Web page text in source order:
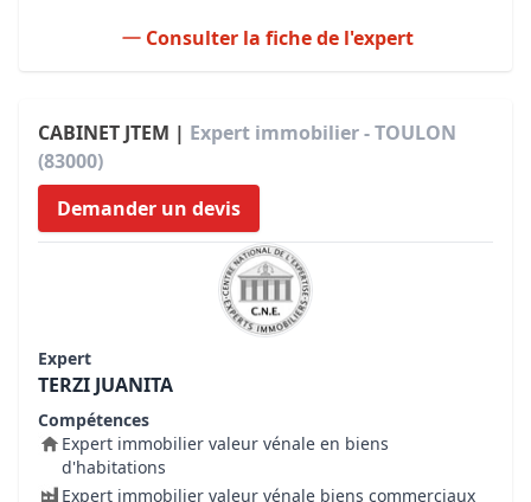
Consulter la fiche de l'expert
CABINET JTEM | Expert immobilier - TOULON
(83000)
Demander un devis
Expert
TERZI JUANITA
Compétences
Expert immobilier valeur vénale en biens
d'habitations
Expert immobilier valeur vénale biens commerciaux